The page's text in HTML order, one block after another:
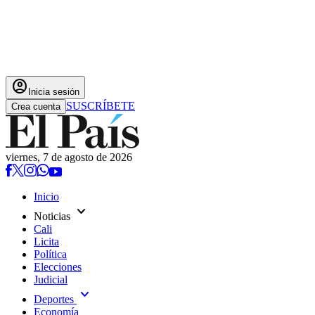
account_circle Inicia sesión
Crea cuenta SUSCRÍBETE
viernes, 7 de agosto de 2026
Inicio
Noticias expand_more
Cali
Licita
Política
Elecciones
Judicial
Deportes expand_more
Economía